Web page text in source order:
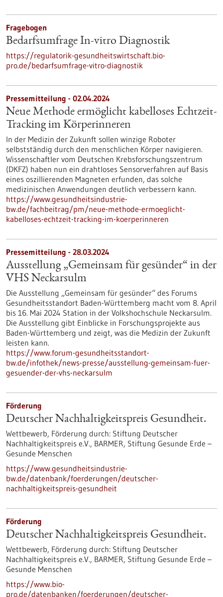
Fragebogen
Bedarfsumfrage In-vitro Diagnostik
https://regulatorik-gesundheitswirtschaft.bio-
pro.de/bedarfsumfrage-vitro-diagnostik
Pressemitteilung - 02.04.2024
Neue Methode ermöglicht kabelloses Echtzeit-
Tracking im Körperinneren
In der Medizin der Zukunft sollen winzige Roboter
selbstständig durch den menschlichen Körper navigieren.
Wissenschaftler vom Deutschen Krebsforschungszentrum
(DKFZ) haben nun ein drahtloses Sensorverfahren auf Basis
eines oszillierenden Magneten erfunden, das solche
medizinischen Anwendungen deutlich verbessern kann.
https://www.gesundheitsindustrie-
bw.de/fachbeitrag/pm/neue-methode-ermoeglicht-
kabelloses-echtzeit-tracking-im-koerperinneren
Pressemitteilung - 28.03.2024
Ausstellung „Gemeinsam für gesünder“ in der
VHS Neckarsulm
Die Ausstellung „Gemeinsam für gesünder“ des Forums
Gesundheitsstandort Baden-Württemberg macht vom 8. April
bis 16. Mai 2024 Station in der Volkshochschule Neckarsulm.
Die Ausstellung gibt Einblicke in Forschungsprojekte aus
Baden-Württemberg und zeigt, was die Medizin der Zukunft
leisten kann.
https://www.forum-gesundheitsstandort-
bw.de/infothek/news-presse/ausstellung-gemeinsam-fuer-
gesuender-der-vhs-neckarsulm
Förderung
Deutscher Nachhaltigkeitspreis Gesundheit.
Wettbewerb, Förderung durch: Stiftung Deutscher
Nachhaltigkeitspreis e.V., BARMER, Stiftung Gesunde Erde –
Gesunde Menschen
https://www.gesundheitsindustrie-
bw.de/datenbank/foerderungen/deutscher-
nachhaltigkeitspreis-gesundheit
Förderung
Deutscher Nachhaltigkeitspreis Gesundheit.
Wettbewerb, Förderung durch: Stiftung Deutscher
Nachhaltigkeitspreis e.V., BARMER, Stiftung Gesunde Erde –
Gesunde Menschen
https://www.bio-
pro.de/datenbanken/foerderungen/deutscher-